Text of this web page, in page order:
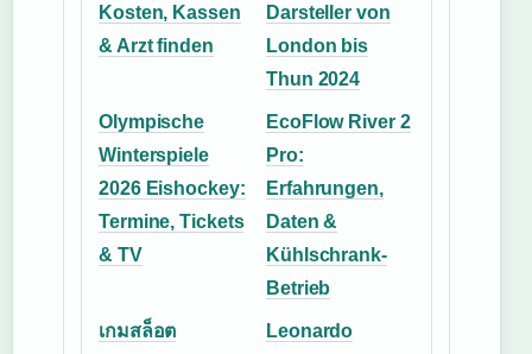
Kosten, Kassen
& Arzt finden
Darsteller von
London bis
Thun 2024
Olympische
Winterspiele
2026 Eishockey:
Termine, Tickets
& TV
EcoFlow River 2
Pro:
Erfahrungen,
Daten &
Kühlschrank-
Betrieb
เกมสล็อต
Leonardo